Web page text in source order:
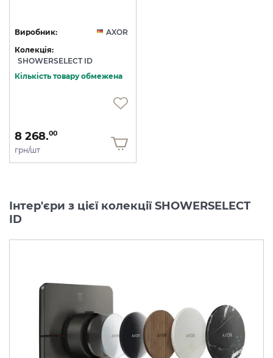
Виробник:
AXOR
Колекція:
SHOWERSELECT ID
Кількість товару обмежена
8 268.00
грн/шт
Інтер'єри з цієї колекції SHOWERSELECT
ID